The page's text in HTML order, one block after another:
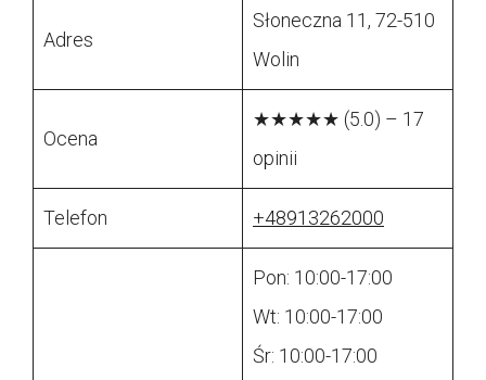
Adres
Słoneczna 11, 72-510
Wolin
Ocena
★★★★★ (5.0) – 17
opinii
Telefon +48913262000
Pon: 10:00-17:00
Wt: 10:00-17:00
Śr: 10:00-17:00